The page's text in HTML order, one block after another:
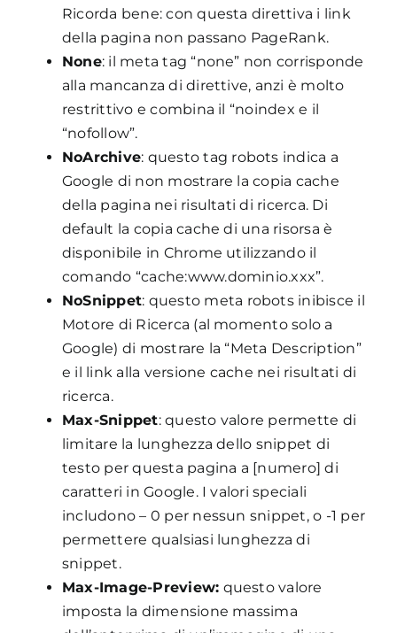
Ricorda bene: con questa direttiva i link
della pagina non passano PageRank.
None: il meta tag “none” non corrisponde
alla mancanza di direttive, anzi è molto
restrittivo e combina il “noindex e il
“nofollow”.
NoArchive: questo tag robots indica a
Google di non mostrare la copia cache
della pagina nei risultati di ricerca. Di
default la copia cache di una risorsa è
disponibile in Chrome utilizzando il
comando “cache:www.dominio.xxx”.
NoSnippet: questo meta robots inibisce il
Motore di Ricerca (al momento solo a
Google) di mostrare la “Meta Description”
e il link alla versione cache nei risultati di
ricerca.
Max-Snippet: questo valore permette di
limitare la lunghezza dello snippet di
testo per questa pagina a [numero] di
caratteri in Google. I valori speciali
includono – 0 per nessun snippet, o -1 per
permettere qualsiasi lunghezza di
snippet.
Max-Image-Preview: questo valore
imposta la dimensione massima